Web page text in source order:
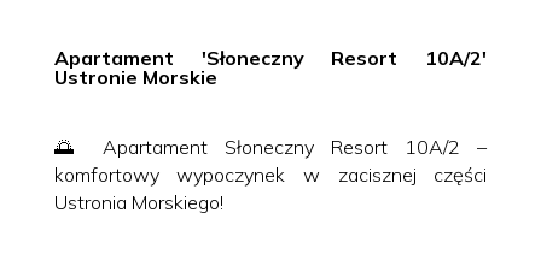
Apartament 'Słoneczny Resort 10A/2′
Ustronie Morskie
🌅 Apartament Słoneczny Resort 10A/2 –
komfortowy wypoczynek w zacisznej części
Ustronia Morskiego!